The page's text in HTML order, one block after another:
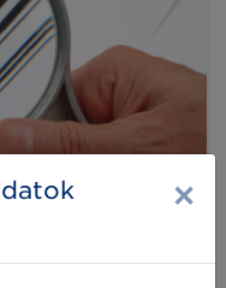
×